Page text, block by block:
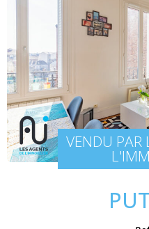
VENDU PAR